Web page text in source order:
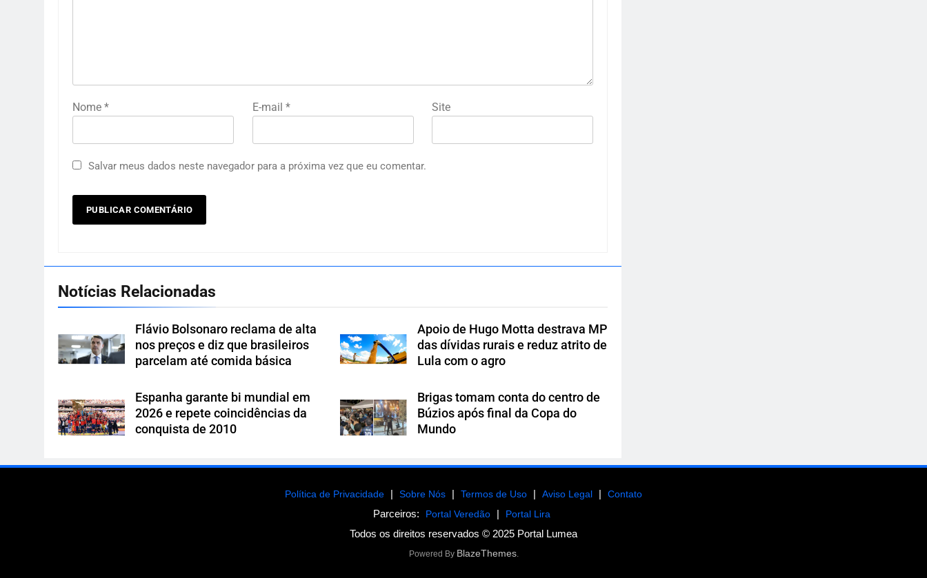
Nome * E-mail * Site
Salvar meus dados neste navegador para a próxima vez que eu comentar.
Notícias Relacionadas
Flávio Bolsonaro reclama de alta
nos preços e diz que brasileiros
parcelam até comida básica
Apoio de Hugo Motta destrava MP
das dívidas rurais e reduz atrito de
Lula com o agro
Espanha garante bi mundial em
2026 e repete coincidências da
conquista de 2010
Brigas tomam conta do centro de
Búzios após final da Copa do
Mundo
Política de Privacidade | Sobre Nós | Termos de Uso | Aviso Legal | Contato
Parceiros: Portal Veredão | Portal Lira
Todos os direitos reservados © 2025 Portal Lumea
Powered By BlazeThemes.